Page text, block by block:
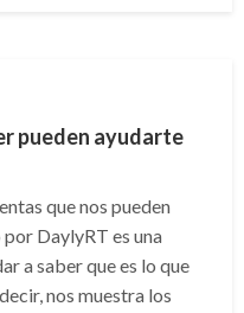
pueden ayudarte
que nos pueden
DaylyRT es una
a saber que es lo que
nos muestra los